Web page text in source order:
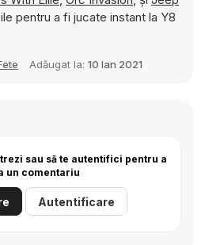
pentru a fi jucate instant la Y8
Adăugat la: 10 Ian 2021
sau să te autentifici pentru a
un comentariu
Autentificare